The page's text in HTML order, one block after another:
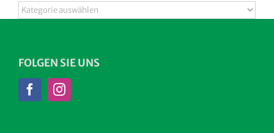
Kategorien
FOLGEN SIE UNS